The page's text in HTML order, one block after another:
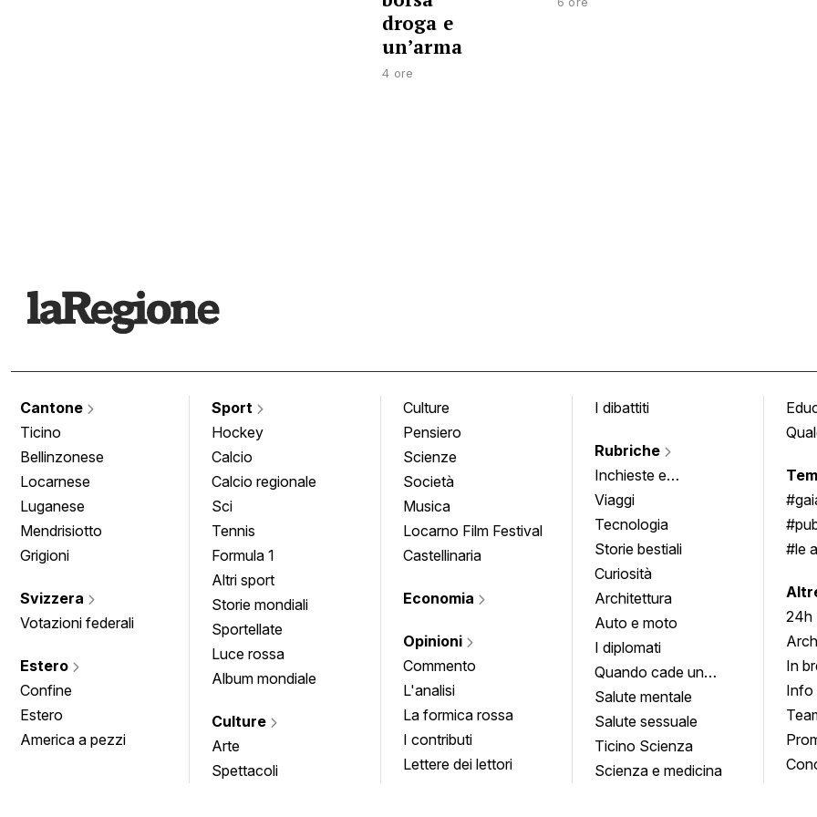
droga e
un’arma
4 ore
Cantone
Ticino
Bellinzonese
Locarnese
Luganese
Mendrisiotto
Grigioni
Svizzera
Votazioni federali
Estero
Confine
Estero
America a pezzi
Sport
Hockey
Calcio
Calcio regionale
Sci
Tennis
Formula 1
Altri sport
Storie mondiali
Sportellate
Luce rossa
Album mondiale
Culture
Arte
Spettacoli
Culture
Pensiero
Scienze
Società
Musica
Locarno Film Festival
Castellinaria
Economia
Opinioni
Commento
L'analisi
La formica rossa
I contributi
Lettere dei lettori
I dibattiti
Rubriche
Inchieste e
approfondimenti
Viaggi
Tecnologia
Storie bestiali
Curiosità
Architettura
Auto e moto
I diplomati
Quando cade un
quadro
Salute mentale
Salute sessuale
Ticino Scienza
Scienza e medicina
#le
24h
In
Info